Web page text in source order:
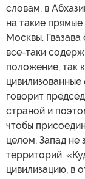
словам, в
на такие прямые
Москвы. Гвазава
все-таки
положение, так
говорит
страной и
чтобы
целом, Запад не
территорий.
цивилизацию, в